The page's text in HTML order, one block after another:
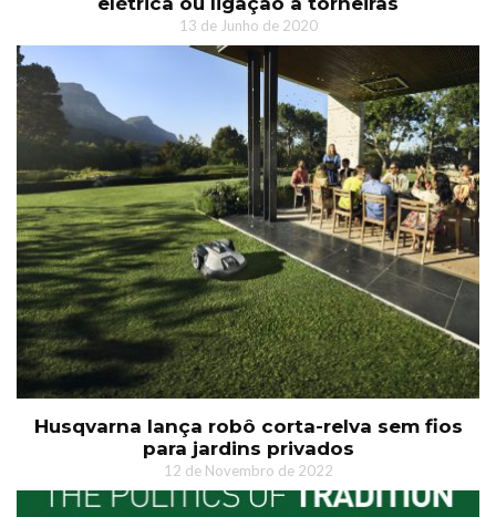
13 de Junho de 2020
Husqvarna lança robô corta-relva sem fios
para jardins privados
12 de Novembro de 2022